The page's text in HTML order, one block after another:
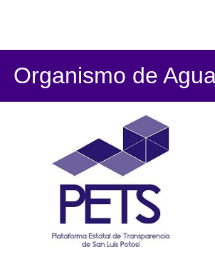
Organismo de